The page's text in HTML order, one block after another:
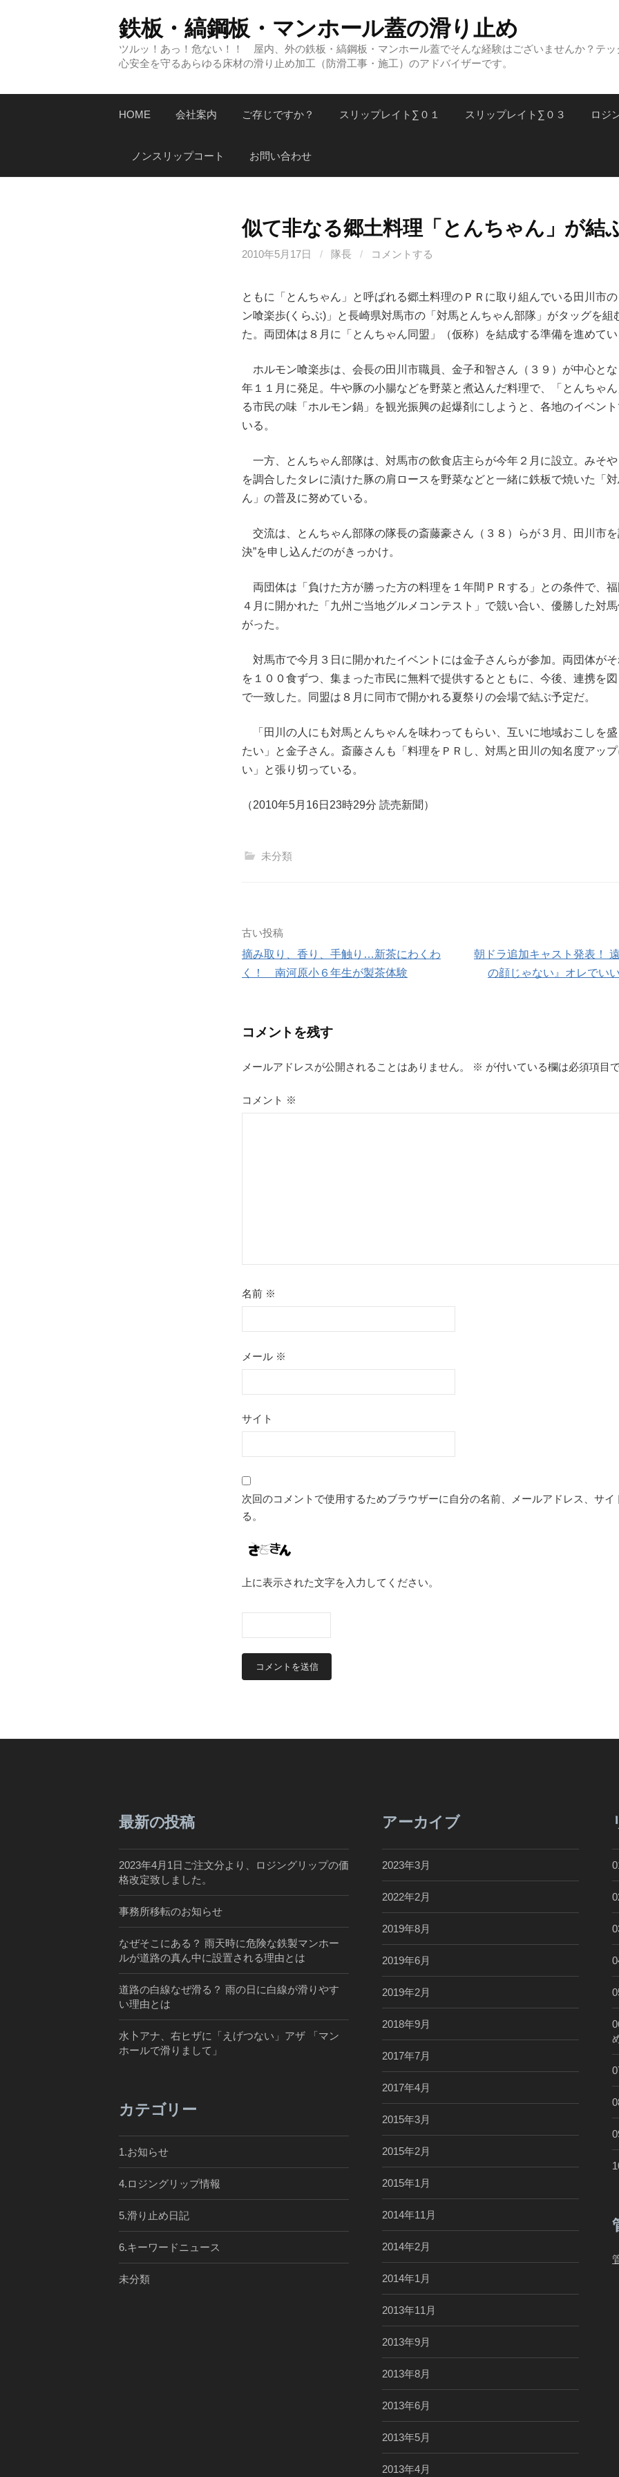
プ
鉄板・縞鋼板・マンホール蓋の滑り止め
ツルッ！あっ！危ない！！ 屋内、外の鉄板・縞鋼板・マンホール蓋でそんな経験はございませんか？テ
心安全を守るあらゆる床材の滑り止め加工（防滑工事・施工）のアドバイザーです。
HOME 会社案内 ご存じですか？ スリップレイト∑０１ スリップレイト∑０３ ロジ
ノンスリップコート お問い合わせ
似て非なる郷土料理「とんちゃん」が結
2010年5月17日 / 隊長 / コメントする
ともに「とんちゃん」と呼ばれる郷土料理のＰＲに取り組んでいる田川市
ン喰楽歩(くらぶ)」と長崎県対馬市の「対馬とんちゃん部隊」がタッグを組
た。両団体は８月に「とんちゃん同盟」（仮称）を結成する準備を進めて
ホルモン喰楽歩は、会長の田川市職員、金子和智さん（３９）が中心と
年１１月に発足。牛や豚の小腸などを野菜と煮込んだ料理で、「とんちゃ
る市民の味「ホルモン鍋」を観光振興の起爆剤にしようと、各地のイベン
いる。
一方、とんちゃん部隊は、対馬市の飲食店主らが今年２月に設立。みそ
を調合したタレに漬けた豚の肩ロースを野菜などと一緒に鉄板で焼いた「
ん」の普及に努めている。
交流は、とんちゃん部隊の隊長の斎藤豪さん（３８）らが３月、田川市を
決”を申し込んだのがきっかけ。
両団体は「負けた方が勝った方の料理を１年間ＰＲする」との条件で、
４月に開かれた「九州ご当地グルメコンテスト」で競い合い、優勝した対
がった。
対馬市で今月３日に開かれたイベントには金子さんらが参加。両団体が
を１００食ずつ、集まった市民に無料で提供するとともに、今後、連携を
で一致した。同盟は８月に同市で開かれる夏祭りの会場で結ぶ予定だ。
「田川の人にも対馬とんちゃんを味わってもらい、互いに地域おこしを
たい」と金子さん。斎藤さんも「料理をＰＲし、対馬と田川の知名度アッ
い」と張り切っている。
（2010年5月16日23時29分 読売新聞）
未分類
投
稿
ー
シ
古い投稿
摘み取り、香り、手触り…新茶にわくわ
く！ 南河原小６年生が製茶体験
朝ドラ追加キャスト発表！
の顔じゃない』オレでい
コメントを残す
メールアドレスが公開されることはありません。 ※ が付いている欄は必須項目
コメント ※
名前 ※
メール ※
サイト
次回のコメントで使用するためブラウザーに自分の名前、メールアドレス、サイ
る。
上に表示された文字を入力してください。
最新の投稿
2023年4月1日ご注文分より、ロジングリップの価
格改定致しました。
事務所移転のお知らせ
なぜそこにある？ 雨天時に危険な鉄製マンホー
ルが道路の真ん中に設置される理由とは
道路の白線なぜ滑る？ 雨の日に白線が滑りやす
い理由とは
水卜アナ、右ヒザに「えげつない」アザ 「マン
ホールで滑りまして」
カテゴリー
1.お知らせ
4.ロジングリップ情報
5.滑り止め日記
6.キーワードニュース
未分類
アーカイブ
2023年3月
2022年2月
2019年8月
2019年6月
2019年2月
2018年9月
2017年7月
2017年4月
2015年3月
2015年2月
2015年1月
2014年11月
2014年2月
2014年1月
2013年11月
2013年9月
2013年8月
2013年6月
2013年5月
2013年4月